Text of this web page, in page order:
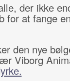
der ikke
for at fange
den nye
Viborg